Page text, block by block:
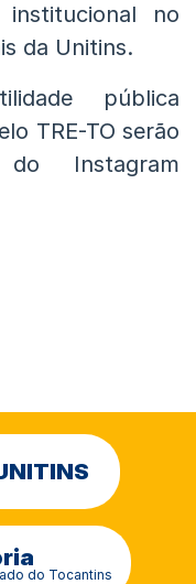
institucional no
da Unitins.
pública
TRE-TO serão
Instagram
do Tocantins